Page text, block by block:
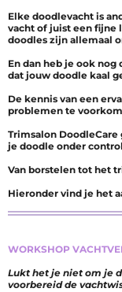
Elke doodlevacht is
vacht of juist een fijne
doodles zijn allemaal
En dan heb je ook nog
dat jouw doodle kaal
De kennis van een
problemen te
Trimsalon
je doodle onder
Van borstelen tot het
Hieronder vind je het
WORKSHOP
Lukt het je niet om je
voorbereid de